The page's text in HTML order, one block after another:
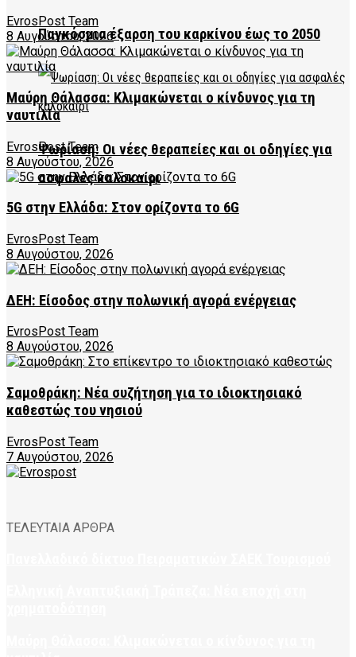
Παγκόσμια έξαρση του καρκίνου έως το 2050
Ψωρίαση: Οι νέες θεραπείες και οι οδηγίες για
ασφαλές καλοκαίρι
EvrosPost Team
8 Αυγούστου, 2026
Μαύρη Θάλασσα: Κλιμακώνεται ο κίνδυνος για τη
ναυτιλία
EvrosPost Team
8 Αυγούστου, 2026
5G στην Ελλάδα: Στον ορίζοντα το 6G
EvrosPost Team
8 Αυγούστου, 2026
ΔΕΗ: Είσοδος στην πολωνική αγορά ενέργειας
EvrosPost Team
8 Αυγούστου, 2026
Σαμοθράκη: Νέα συζήτηση για το ιδιοκτησιακό
καθεστώς του νησιού
EvrosPost Team
7 Αυγούστου, 2026
ΤΕΛΕΥΤΑΙΑ ΑΡΘΡΑ